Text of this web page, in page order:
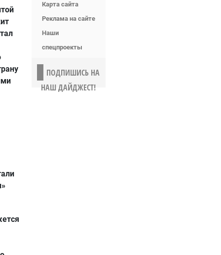
Карта сайта
Реклама на сайте
Наши
спецпроекты
ПОДПИШИСЬ НА
НАШ ДАЙДЖЕСТ!